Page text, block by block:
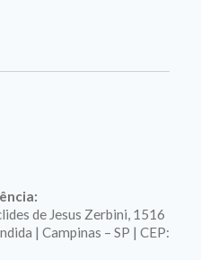
de Jesus Zerbini, 1516
| Campinas – SP | CEP: